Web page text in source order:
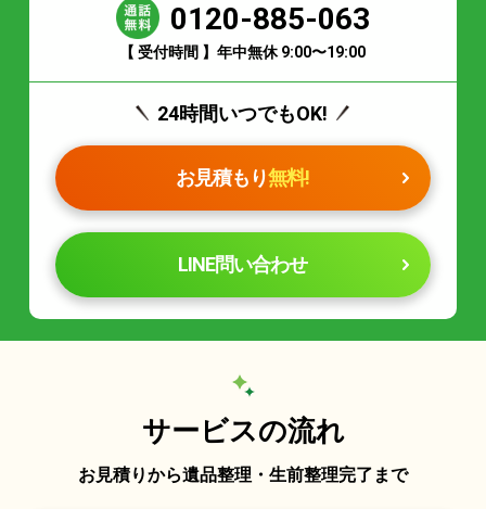
0120-885-063
【 受付時間 】年中無休 9:00〜19:00
24時間いつでもOK!
お見積もり無料!
LINE問い合わせ
サービスの流れ
お見積りから遺品整理・生前整理完了まで